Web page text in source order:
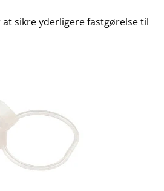
at sikre yderligere fastgørelse til